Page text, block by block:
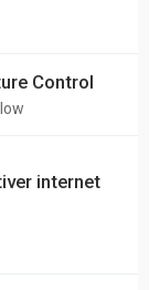
Control
internet